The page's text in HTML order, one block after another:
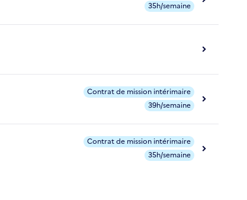
35h/semaine
Contrat de mission intérimaire
39h/semaine
Contrat de mission intérimaire
35h/semaine